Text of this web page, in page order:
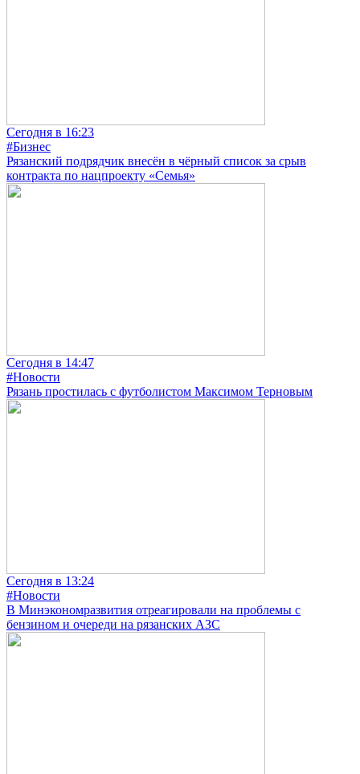
Сегодня в 16:23
#Бизнес
Рязанский подрядчик внесён в чёрный список за срыв
контракта по нацпроекту «Семья»
Сегодня в 14:47
#Новости
Рязань простилась с футболистом Максимом Терновым
Сегодня в 13:24
#Новости
В Минэкономразвития отреагировали на проблемы с
бензином и очереди на рязанских АЗС